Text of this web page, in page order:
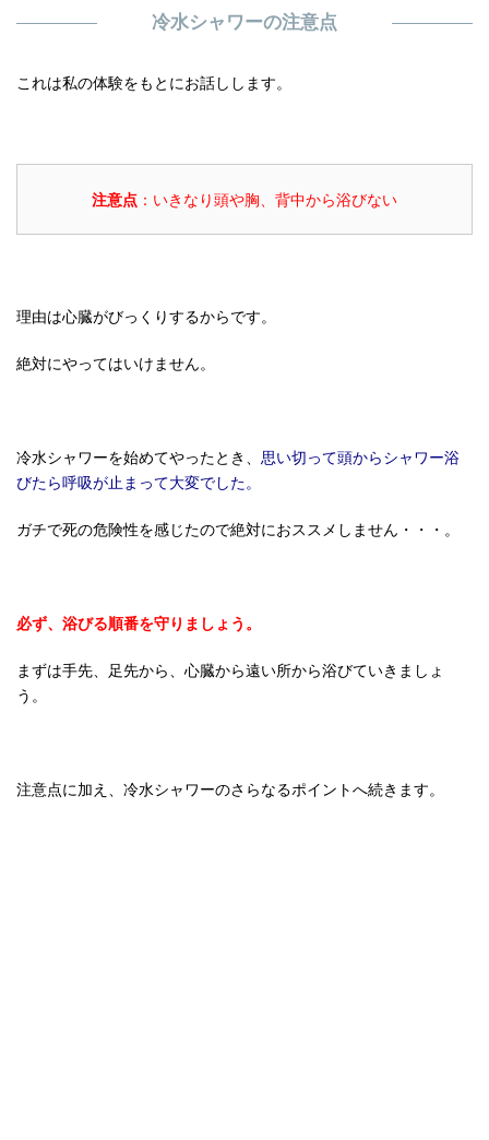
冷水シャワーの注意点
これは私の体験をもとにお話しします。
注意点 ：いきなり頭や胸、背中から浴びない
理由は心臓がびっくりするからです。
絶対にやってはいけません。
冷水シャワーを始めてやったとき、 思い切って頭からシャワー浴
びたら呼吸が止まって大変でした。
ガチで死の危険性を感じたので絶対におススメしません・・・。
必ず、浴びる順番を守りましょう。
まずは手先、足先から、心臓から遠い所から浴びていきましょ
う。
注意点に加え、冷水シャワーのさらなるポイントへ続きます。